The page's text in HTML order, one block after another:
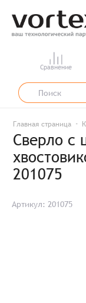
Сравнение
Главная страница
Сверло с
201075
Артикул: 201075